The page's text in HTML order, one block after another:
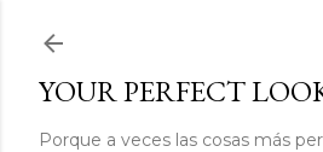
YOUR PERFECT
Porque a veces las cosas más